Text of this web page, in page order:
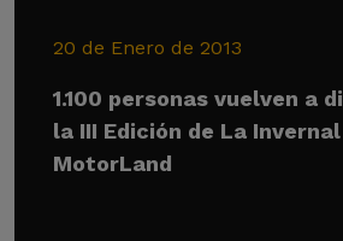
20 de Enero de 2013
1.100 personas vuelven a
la III Edición de La
MotorLand